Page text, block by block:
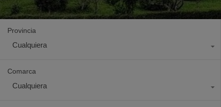
Provincia
Cualquiera
Comarca
Cualquiera